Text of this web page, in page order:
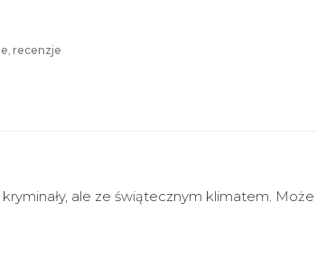
, recenzje
ale ze świątecznym klimatem. Może